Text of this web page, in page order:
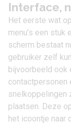
Interface,
Het eerste wat
menu’s een stuk
scherm bestaat
gebruiker zelf
bijvoorbeeld ook
contactpersonen
snelkoppelingen
plaatsen. Deze
het icoontje naar